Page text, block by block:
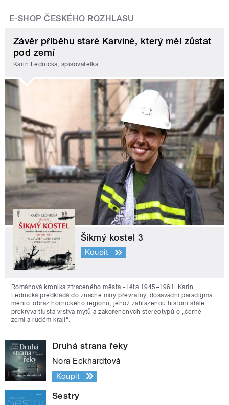
E-SHOP ČESKÉHO ROZHLASU
Závěr příběhu staré Karviné, který měl zůstat
pod zemí
Karin Lednická, spisovatelka
Šikmý kostel 3
Koupit
Románová kronika ztraceného města - léta 1945–1961. Karin
Lednická předkládá do značné míry převratný, dosavadní paradigma
měnící obraz hornického regionu, jehož zahlazenou historii stále
překrývá tlustá vrstva mýtů a zakořeněných stereotypů o „černé
zemi a rudém kraji“.
Druhá strana řeky
Nora Eckhardtová
Koupit
Sestry